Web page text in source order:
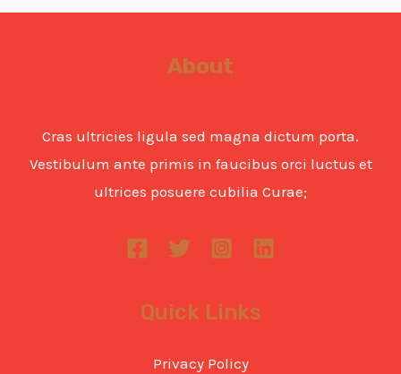
About
Cras ultricies ligula sed magna dictum porta.
Vestibulum ante primis in faucibus orci luctus et
ultrices posuere cubilia Curae;
Quick Links
Privacy Policy